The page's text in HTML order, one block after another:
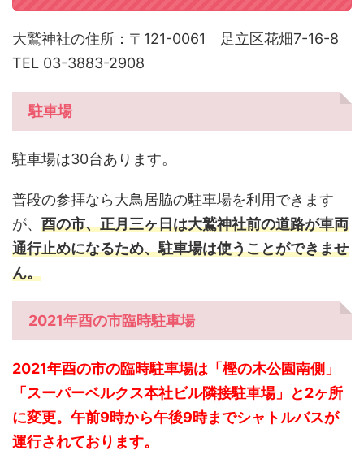
大鷲神社の住所：〒121-0061 足立区花畑7-16-8
TEL 03-3883-2908
駐車場
駐車場は30台あります。
普段の参拝なら大鳥居脇の駐車場を利用できます
が、 酉の市、正月三ヶ日は大鷲神社前の道路が車両
通行止めになるため、駐車場は使うことができませ
ん。
2021年酉の市臨時駐車場
2021年酉の市の臨時駐車場は「樫の木公園南側」
「スーパーベルクス本社ビル隣接駐車場」と2ヶ所
に変更。午前9時から午後9時までシャトルバスが
運行されております。